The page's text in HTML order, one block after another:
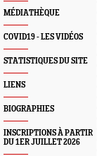
MÉDIATHÈQUE
COVID19 - LES VIDÉOS
STATISTIQUES DU SITE
LIENS
BIOGRAPHIES
INSCRIPTIONS À PARTIR
DU 1ER JUILLET 2026